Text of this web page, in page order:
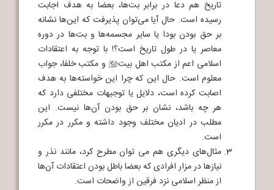
تاریخ هم دعا در برابر بت‌ها، بعضا به هدف اجابت
رسیده است. حال آیا می‌توان پذیرفت که این‌ها نشانه
بر حق بودن بودا یا سایر مجسمه‌ها و بت‌ها در دوره
معاصر یا در طول تاریخ است؟! با توجه به اعتقادات
اسلامی اعم از مکتب اهل بیتb و مکتب خلفا، جواب
معلوم است. حال این که چرا این خواسته‌ها به هدف
اصابت کرده است، دلایل یا توجیهات مختلفی دارد که
هر چه باشد، نشان بر حق بودن آن‌ها نیست. این
مطلب در ادیان مختلف وجود داشته و مکرر در مکرر
است.
مثال‌های دیگری هم می توان مطرح کرد، مانند نذر و
نیازها در مزار افرادی که بعضا باطل بودن اعتقادات آن‌ها
از منظر اسلامی نزد فرقین از واضحات است.